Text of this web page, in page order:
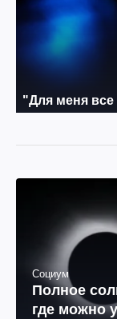
Социум
Полное
где можно